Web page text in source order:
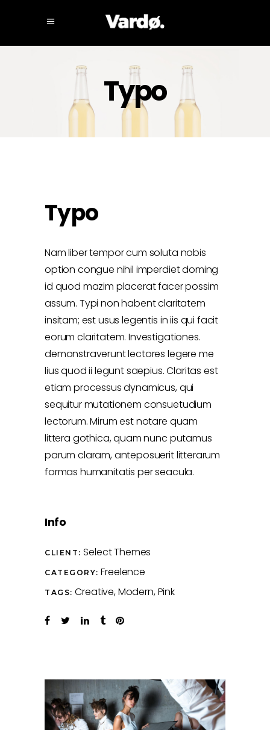
Typo
Typo
Nam liber tempor cum soluta nobis
option congue nihil imperdiet doming
id quod mazim placerat facer possim
assum. Typi non habent claritatem
insitam; est usus legentis in iis qui facit
eorum claritatem. Investigationes.
demonstraverunt lectores legere me
lius quod ii legunt saepius. Claritas est
etiam processus dynamicus, qui
sequitur mutationem consuetudium
lectorum. Mirum est notare quam
littera gothica, quam nunc putamus
parum claram, anteposuerit litterarum
formas humanitatis per seacula.
Info
CLIENT: Select Themes
CATEGORY: Freelence
TAGS: Creative Modern Pink